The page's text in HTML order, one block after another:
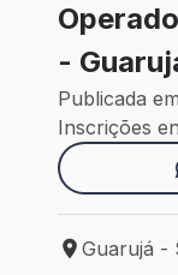
-
Publicada
Inscrições
Local de
Guarujá -